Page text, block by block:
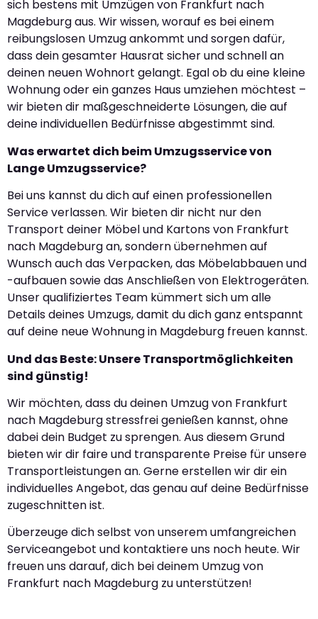
sich bestens mit Umzügen von Frankfurt nach
Magdeburg aus. Wir wissen, worauf es bei einem
reibungslosen Umzug ankommt und sorgen dafür,
dass dein gesamter Hausrat sicher und schnell an
deinen neuen Wohnort gelangt. Egal ob du eine kleine
Wohnung oder ein ganzes Haus umziehen möchtest –
wir bieten dir maßgeschneiderte Lösungen, die auf
deine individuellen Bedürfnisse abgestimmt sind.
Was erwartet dich beim Umzugsservice von
Lange Umzugsservice?
Bei uns kannst du dich auf einen professionellen
Service verlassen. Wir bieten dir nicht nur den
Transport deiner Möbel und Kartons von Frankfurt
nach Magdeburg an, sondern übernehmen auf
Wunsch auch das Verpacken, das Möbelabbauen und
-aufbauen sowie das Anschließen von Elektrogeräten.
Unser qualifiziertes Team kümmert sich um alle
Details deines Umzugs, damit du dich ganz entspannt
auf deine neue Wohnung in Magdeburg freuen kannst.
Und das Beste: Unsere Transportmöglichkeiten
sind günstig!
Wir möchten, dass du deinen Umzug von Frankfurt
nach Magdeburg stressfrei genießen kannst, ohne
dabei dein Budget zu sprengen. Aus diesem Grund
bieten wir dir faire und transparente Preise für unsere
Transportleistungen an. Gerne erstellen wir dir ein
individuelles Angebot, das genau auf deine Bedürfnisse
zugeschnitten ist.
Überzeuge dich selbst von unserem umfangreichen
Serviceangebot und kontaktiere uns noch heute. Wir
freuen uns darauf, dich bei deinem Umzug von
Frankfurt nach Magdeburg zu unterstützen!